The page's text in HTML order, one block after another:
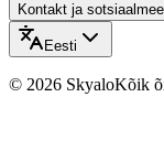
Kontakt ja
Eesti
© 2026 SkyaloKõik